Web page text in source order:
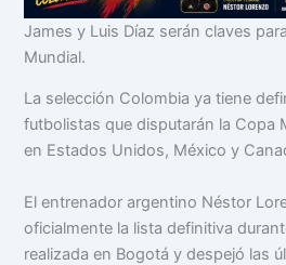
James y Luis Díaz serán claves
Mundial.
La selección Colombia ya tiene
futbolistas que disputarán la Copa
en Estados Unidos, México y
El entrenador argentino Néstor
oficialmente la lista definitiva
realizada en Bogotá y despejó las